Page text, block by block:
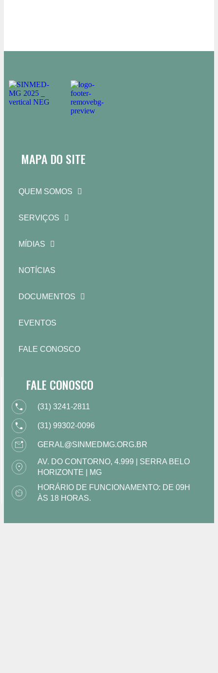
MAPA DO SITE
QUEM SOMOS
SERVIÇOS
MÍDIAS
NOTÍCIAS
DOCUMENTOS
EVENTOS
FALE CONOSCO
FALE CONOSCO
(31) 3241-2811
(31) 99302-0096
GERAL@SINMEDMG.ORG.BR
AV. DO CONTORNO, 4.999 | SERRA BELO
HORIZONTE | MG
HORÁRIO DE FUNCIONAMENTO: DE 09H
ÀS 18 HORAS.